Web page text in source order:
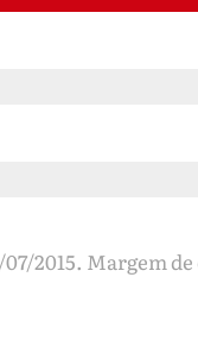
2015. Margem